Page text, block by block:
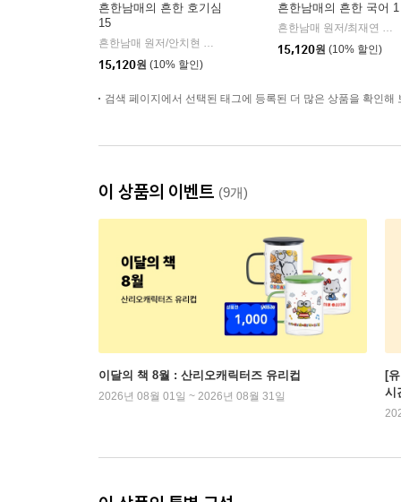
흔한남매의 흔한 호기심
15
흔한남매 원저/안치현 글/유난희 그림/이정모,흔한컴퍼니 감수
15,120원 (10% 할인)
흔한남매의 흔한 국어 1
흔한남매 원저/최재연 글/도니패밀리 그림
15,120원 (10% 할인)
검색 페이지에서 선택된 태그에 등록된 더 많은 상품을 확인해
이 상품의 이벤트 (9개)
이달의 책 8월 : 산리오캐릭터즈 유리컵
2026년 08월 01일 ~ 2026년 08월 31일
[
시